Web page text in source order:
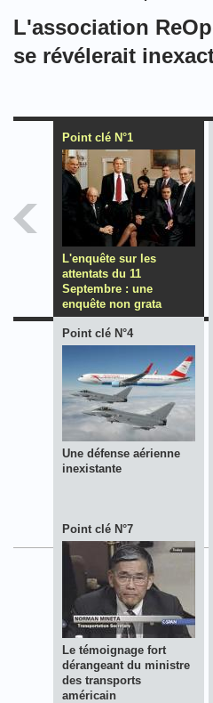
L'association
se révélerait
Point clé N°1
L'enquête sur les
attentats du 11
Septembre : une
enquête non grata
Point clé N°4
Une défense aérienne
inexistante
Point clé N°7
Le témoignage fort
dérangeant du ministre
des transports
américain